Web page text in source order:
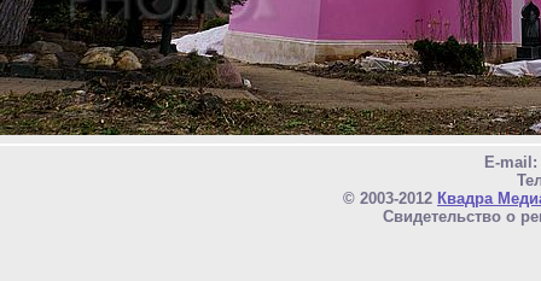
E-mail:
© 2003-2012 Квадра
Свидетельство о